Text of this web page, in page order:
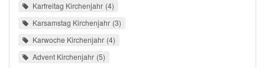
Karfreitag Kirchenjahr 4
Karsamstag Kirchenjahr 3
Karwoche Kirchenjahr 4
Advent Kirchenjahr 5